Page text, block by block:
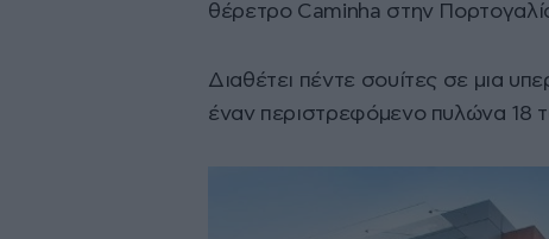
θέρετρο Caminha στην
Διαθέτει πέντε σουίτες σε μια
έναν περιστρεφόμενο πυλώνα 18